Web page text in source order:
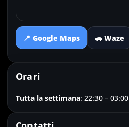
📍 Google Maps 🚗 Waze
Orari
Tutta la settimana: 22:30 – 03:00